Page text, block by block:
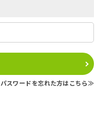
パスワードを忘れた方はこちら≫